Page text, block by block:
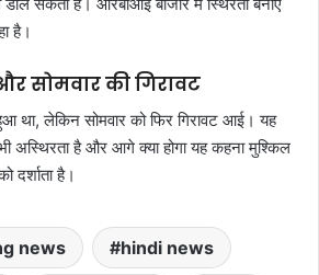
है।
सोमवार की गिरावट
था, लेकिन सोमवार को फिर गिरावट आई। यह
भी अस्थिरता है और आगे क्या होगा यह कहना मुश्किल
दर्शाता है।
news hindi news